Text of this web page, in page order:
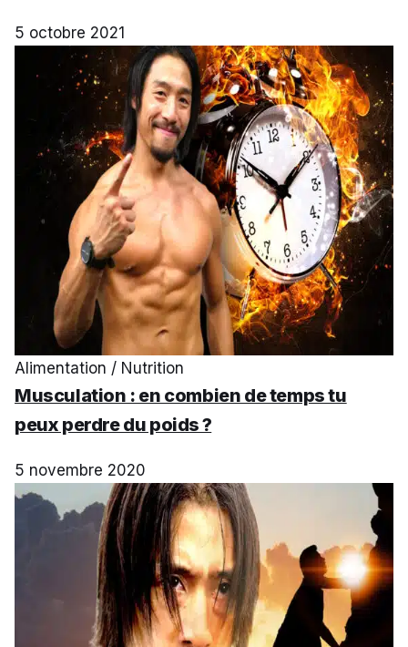
5 octobre 2021
Alimentation / Nutrition
Musculation : en combien de temps tu
peux perdre du poids ?
5 novembre 2020